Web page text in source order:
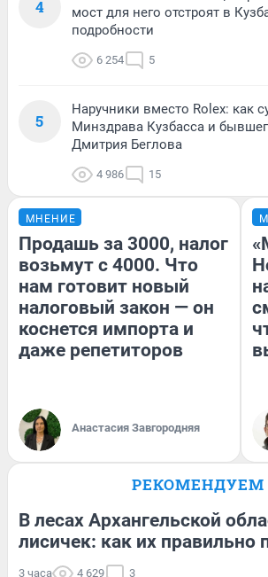
4
мост для него отстроят в
подробности
6 254 5
5
Наручники вместо Rolex: как
Минздрава Кузбасса и
Дмитрия Беглова
4 986 15
МНЕНИЕ
Продашь за 3000, налог
возьмут с 4000. Что
нам готовит новый
налоговый закон — он
коснется импорта и
даже репетиторов
Анастасия Завгородняя
РЕКОМЕНДУЕМ
В лесах Архангельской
лисичек: как их правильно
3 часа 4 629 3